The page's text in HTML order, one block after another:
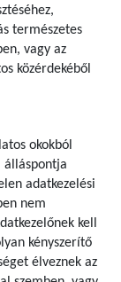
természetes
vagy az
közérdekéből
okokból
álláspontja
adatkezelési
nem
kell
kényszerítő
élveznek az